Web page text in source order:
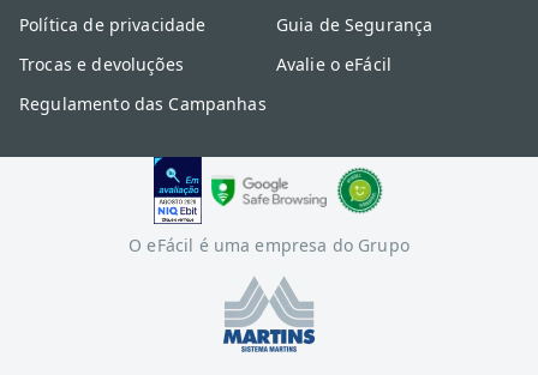
Política de privacidade
Trocas e devoluções
Regulamento das Campanhas
Guia de Segurança
Avalie o eFácil
O eFácil é uma empresa do Grupo